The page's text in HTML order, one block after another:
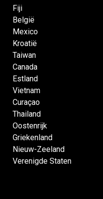
Fiji
België
Mexico
Kroatië
Taiwan
Canada
Estland
Vietnam
Curaçao
Thailand
Oostenrijk
Griekenland
Nieuw-Zeeland
Verenigde Staten